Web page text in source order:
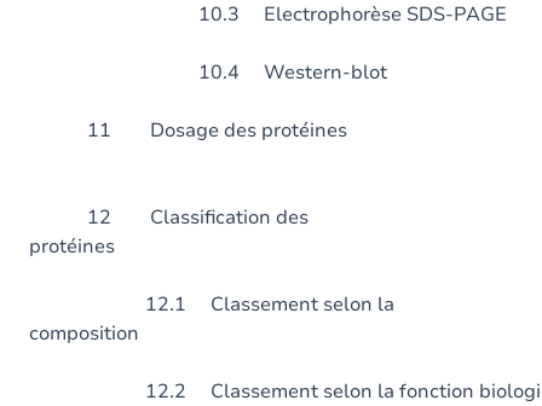
10.3 Electrophorèse
10.4 Western-blot
11 Dosage des
12 Classification des
protéines
12.1 Classement selon la
composition
12.2 Classement selon la